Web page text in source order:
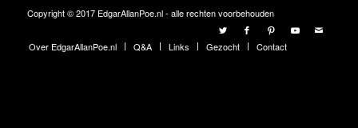
Copyright © 2017 EdgarAllanPoe.nl - alle rechten voorbehouden
Over EdgarAllanPoe.nl Q&A Links Gezocht Contact